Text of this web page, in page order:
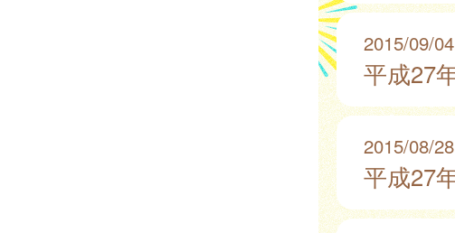
2015/09/04
平成27
2015/08/28
平成27